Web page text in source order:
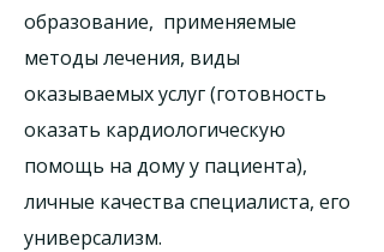
образование, применяемые
методы лечения, виды
оказываемых услуг (готовность
оказать кардиологическую
помощь на дому у пациента),
личные качества специалиста, его
универсализм.